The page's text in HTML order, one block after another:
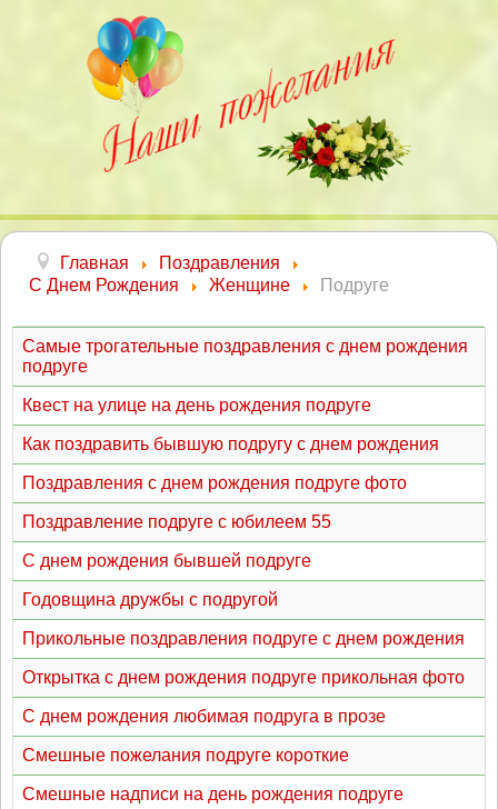
Главная
Поздравления
С Днем Рождения
Женщине Подруге
Самые трогательные поздравления с днем рождения
подруге
Квест на улице на день рождения подруге
Как поздравить бывшую подругу с днем рождения
Поздравления с днем рождения подруге фото
Поздравление подруге с юбилеем 55
С днем рождения бывшей подруге
Годовщина дружбы с подругой
Прикольные поздравления подруге с днем рождения
Открытка с днем рождения подруге прикольная фото
С днем рождения любимая подруга в прозе
Смешные пожелания подруге короткие
Смешные надписи на день рождения подруге